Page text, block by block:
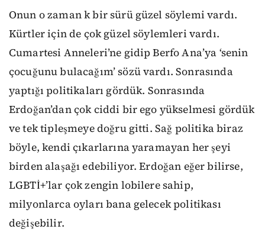
Onun o zaman k bir sürü güzel söylemi vardı.
Kürtler için de çok güzel söylemleri vardı.
Cumartesi Anneleri’ne gidip Berfo Ana’ya ‘senin
çocuğunu bulacağım’ sözü vardı. Sonrasında
yaptığı politikaları gördük. Sonrasında
Erdoğan’dan çok ciddi bir ego yükselmesi gördük
ve tek tipleşmeye doğru gitti. Sağ politika biraz
böyle, kendi çıkarlarına yaramayan her şeyi
birden alaşağı edebiliyor. Erdoğan eğer bilirse,
LGBTİ+’lar çok zengin lobilere sahip,
milyonlarca oyları bana gelecek politikası
değişebilir.